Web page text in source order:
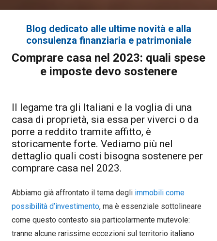
Blog dedicato alle ultime novità e alla
consulenza finanziaria e patrimoniale
Comprare casa nel 2023: quali spese
e imposte devo sostenere
Il legame tra gli Italiani e la voglia di una
casa di proprietà, sia essa per viverci o da
porre a reddito tramite affitto, è
storicamente forte. Vediamo più nel
dettaglio quali costi bisogna sostenere per
comprare casa nel 2023.
Abbiamo già affrontato il tema degli immobili come
possibilità d’investimento, ma è essenziale sottolineare
come questo contesto sia particolarmente mutevole:
tranne alcune rarissime eccezioni sul territorio italiano